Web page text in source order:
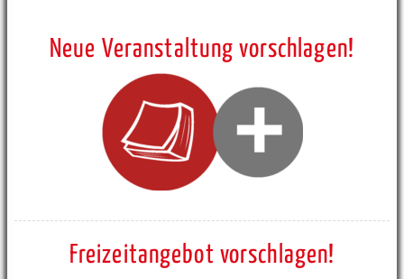
Neue Veranstaltung vorschlagen!
Freizeitangebot vorschlagen!